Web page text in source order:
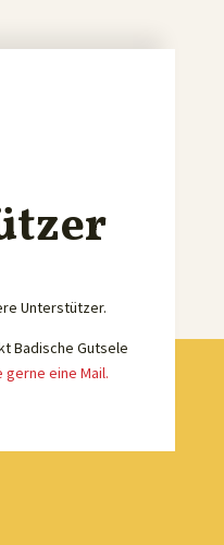
Unterstützer.
Badische Gutsele
gerne eine Mail.